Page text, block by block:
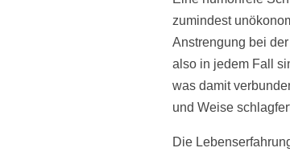
zumindest
Anstrengung bei
also in jedem Fall
was damit
und Weise
Die